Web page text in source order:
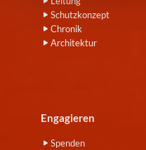
Schutzkonzept
Chronik
Architektur
Engagieren
Spenden